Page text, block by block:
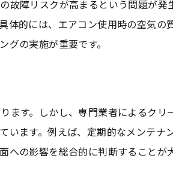
ングで得するタイミングとは
ト体験談で賢く判断
グをしない結果のリアル
と健康への影響
障リスクが高まるという問題が
的には、エアコン使用時の空気
の実施が重要です。
ます。しかし、専門業者によるク
ます。例えば、定期的なメンテ
の影響を総合的に判断することが